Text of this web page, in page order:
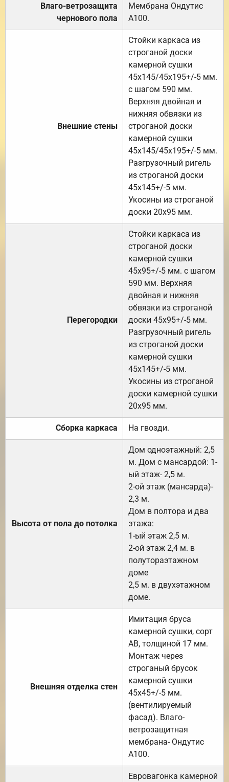
Влаго-ветрозащита
чернового пола
Мембрана Ондутис
А100.
Внешние стены
Стойки каркаса из
строганой доски
камерной сушки
45х145/45х195+/-5 мм.
с шагом 590 мм.
Верхняя двойная и
нижняя обвязки из
строганой доски
камерной сушки
45х145/45х195+/-5 мм.
Разгрузочный ригель
из строганой доски
45х145+/-5 мм.
Укосины из строганой
доски 20х95 мм.
Перегородки
Стойки каркаса из
строганой доски
камерной сушки
45х95+/-5 мм. с шагом
590 мм. Верхняя
двойная и нижняя
обвязки из строганой
доски 45х95+/-5 мм.
Разгрузочный ригель
из строганой доски
камерной сушки
45х145+/-5 мм.
Укосины из строганой
доски камерной сушки
20х95 мм.
Сборка каркаса На гвозди.
Высота от пола до потолка
Дом одноэтажный: 2,5
м. Дом с мансардой: 1-
ый этаж- 2,5 м.
2-ой этаж (мансарда)-
2,3 м.
Дом в полтора и два
этажа:
1-ый этаж 2,5 м.
2-ой этаж 2,4 м. в
полутораэтажном
доме
2,5 м. в двухэтажном
доме.
Внешняя отделка стен
Имитация бруса
камерной сушки, сорт
АВ, толщиной 17 мм.
Монтаж через
строганый брусок
камерной сушки
45х45+/-5 мм.
(вентилируемый
фасад). Влаго-
ветрозащитная
мембрана- Ондутис
А100.
Евровагонка камерной